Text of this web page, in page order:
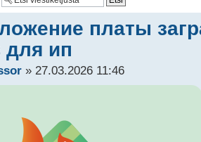
платы
для ип
» 27.03.2026 11:46